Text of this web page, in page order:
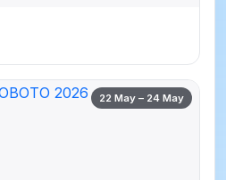
22 May – 24 May